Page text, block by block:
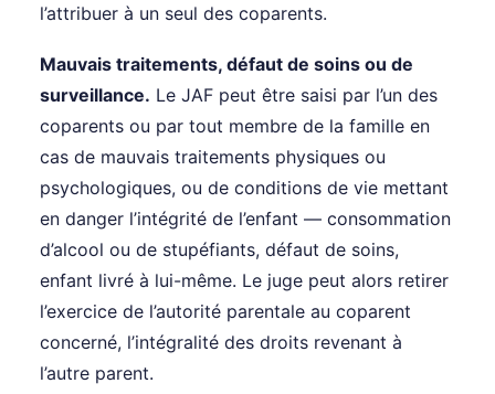
l’attribuer à un seul des coparents.
Mauvais traitements, défaut de soins ou de
surveillance. Le JAF peut être saisi par l’un des
coparents ou par tout membre de la famille en
cas de mauvais traitements physiques ou
psychologiques, ou de conditions de vie mettant
en danger l’intégrité de l’enfant — consommation
d’alcool ou de stupéfiants, défaut de soins,
enfant livré à lui-même. Le juge peut alors retirer
l’exercice de l’autorité parentale au coparent
concerné, l’intégralité des droits revenant à
l’autre parent.